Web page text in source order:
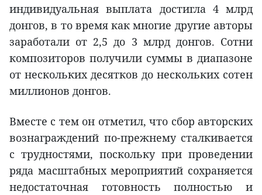
индивидуальная выплата достигла 4 млрд
донгов, в то время как многие другие авторы
заработали от 2,5 до 3 млрд донгов. Сотни
композиторов получили суммы в диапазоне
от нескольких десятков до нескольких сотен
миллионов донгов.
Вместе с тем он отметил, что сбор авторских
вознаграждений по-прежнему сталкивается
с трудностями, поскольку при проведении
ряда масштабных мероприятий сохраняется
недостаточная готовность полностью и